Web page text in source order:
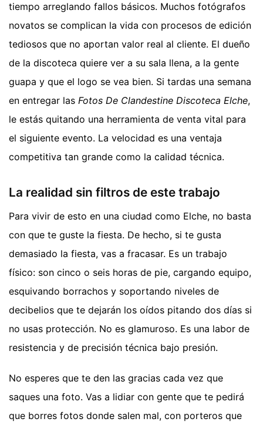
tiempo arreglando fallos básicos. Muchos fotógrafos
novatos se complican la vida con procesos de edición
tediosos que no aportan valor real al cliente. El dueño
de la discoteca quiere ver a su sala llena, a la gente
guapa y que el logo se vea bien. Si tardas una semana
en entregar las Fotos De Clandestine Discoteca Elche,
le estás quitando una herramienta de venta vital para
el siguiente evento. La velocidad es una ventaja
competitiva tan grande como la calidad técnica.
La realidad sin filtros de este trabajo
Para vivir de esto en una ciudad como Elche, no basta
con que te guste la fiesta. De hecho, si te gusta
demasiado la fiesta, vas a fracasar. Es un trabajo
físico: son cinco o seis horas de pie, cargando equipo,
esquivando borrachos y soportando niveles de
decibelios que te dejarán los oídos pitando dos días si
no usas protección. No es glamuroso. Es una labor de
resistencia y de precisión técnica bajo presión.
No esperes que te den las gracias cada vez que
saques una foto. Vas a lidiar con gente que te pedirá
que borres fotos donde salen mal, con porteros que